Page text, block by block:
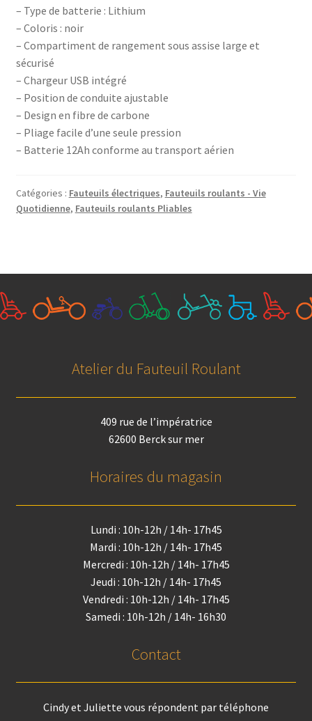
– Type de batterie : Lithium
– Coloris : noir
– Compartiment de rangement sous assise large et
sécurisé
– Chargeur USB intégré
– Position de conduite ajustable
– Design en fibre de carbone
– Pliage facile d’une seule pression
– Batterie 12Ah conforme au transport aérien
Catégories : Fauteuils électriques, Fauteuils roulants - Vie
Quotidienne, Fauteuils roulants Pliables
Atelier du Fauteuil Roulant
409 rue de l’impératrice
62600 Berck sur mer
Horaires du magasin
Lundi : 10h-12h / 14h- 17h45
Mardi : 10h-12h / 14h- 17h45
Mercredi : 10h-12h / 14h- 17h45
Jeudi : 10h-12h / 14h- 17h45
Vendredi : 10h-12h / 14h- 17h45
Samedi : 10h-12h / 14h- 16h30
Contact
Cindy et Juliette vous répondent par téléphone